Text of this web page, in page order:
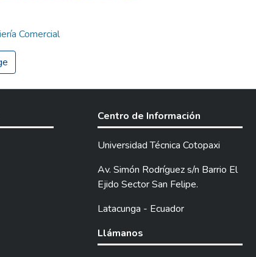
Comercial
Centro de Información
Universidad Técnica Cotopaxi
Av. Simón Rodríguez s/n Barrio El
Ejido Sector San Felipe.
Latacunga - Ecuador
Llámanos